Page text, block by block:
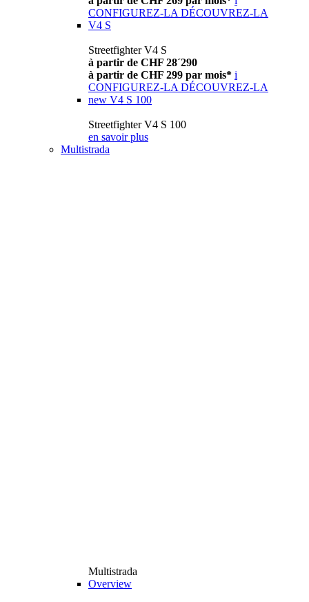
CONFIGUREZ-LA DÉCOUVREZ-LA
V4 S
Streetfighter V4 S
à partir de CHF 28´290
à partir de CHF 299 par mois* i
CONFIGUREZ-LA DÉCOUVREZ-LA
new V4 S 100
Streetfighter V4 S 100
en savoir plus
Multistrada
Multistrada
Overview